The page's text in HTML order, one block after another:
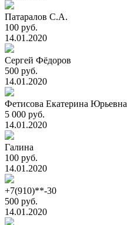
Патаралов С.А.
100 руб.
14.01.2020
Сергей Фёдоров
500 руб.
14.01.2020
Фетисова Екатерина Юрьевна
5 000 руб.
14.01.2020
Галина
100 руб.
14.01.2020
+7(910)**-30
500 руб.
14.01.2020